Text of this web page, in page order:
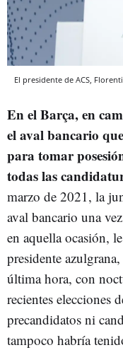
El presidente de ACS,
En el Barça, en
el aval bancario
para tomar
todas las
marzo de 2021, la
aval bancario una
en aquella ocasión,
presidente
última hora, con
recientes elecciones
precandidatos ni
tampoco habría